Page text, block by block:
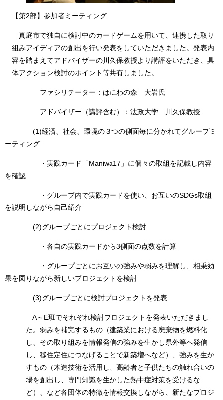
【第2部】参加者ミーティング
真庭市で独自に検討中のカードゲームを用いて、連携した取り
組みアイディアの創出を行い発表をしていただきました。発表内
容を踏まえてアドバイザーの川久保教授より講評をいただき、具
体アクション検討のポイント等共有しました。
ファシリテーター：はにわの森 大岩氏
アドバイザー（講評含む）：法政大学 川久保教授
(1)経済、社会、環境の３つの側面毎に分かれてグループミ
ーティング
・実践カード「Maniwa17」に個々の取組を記載し内容
を確認
・グループ内で実践カードを使い、お互いのSDGs取組
を説明しながら自己紹介
(2)グループごとにプロジェクト検討
・各自の実践カードから3側面の点数を計算
・グループごとにお互いの強みや弱みを理解し、相乗効
果を図りながら新しいプロジェクトを検討
(3)グループごとに検討プロジェクトを発表
A～E班でそれぞれ検討プロジェクトを発表いただきまし
た。弱みを補完するもの（建築業における廃棄物を燃料化
し、その取り組みを情報発信の強みを生かし県外等へ発信
し、移住定住につなげることで新築増へなど）、強みを生か
すもの（木造技術を活用し、高齢者と子供たちの触れ合いの
場を創出し、専門知識を生かした熱中症対策を受けるな
ど）、など各団体の特徴を情報交換しながら、新たなプロジ